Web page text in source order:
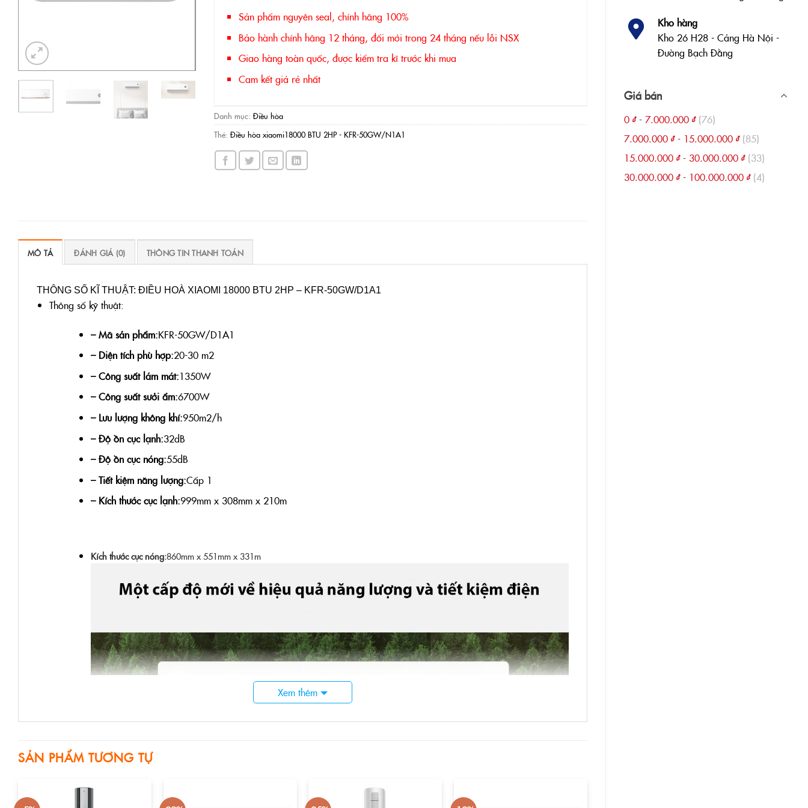
Kho hàng
Kho 26 H28 - Cảng Hà Nội -
Đường Bạch Đằng
Giá bán
0 ₫- 7.000.000 ₫ (76)
7.000.000 ₫- 15.000.000 ₫ (85)
15.000.000 ₫- 30.000.000 ₫ (33)
30.000.000 ₫- 100.000.000 ₫ (4)
Sản phẩm nguyên seal, chính hãng 100%
Bảo hành chính hãng 12 tháng, đổi mới trong 24 tháng nếu lỗi NSX
Giao hàng toàn quốc, được kiểm tra kĩ trước khi mua
Cam kết giá rẻ nhất
Danh mục: Điều hòa
Thẻ: Điều hòa xiaomi18000 BTU 2HP - KFR-50GW/N1A1
MÔ TẢ ĐÁNH GIÁ (0) THÔNG TIN THANH TOÁN
THÔNG SỐ KĨ THUẬT: ĐIỀU HOÀ XIAOMI 18000 BTU 2HP – KFR-50GW/D1A1
Thông số kỹ thuật:
– Mã sản phẩm:KFR-50GW/D1A1
– Diện tích phù hợp:20-30 m2
– Công suất lám mát:1350W
– Công suất sưởi ẩm:6700W
– Lưu lượng không khí:950m2/h
– Độ ồn cục lạnh:32dB
– Độ ồn cục nóng:55dB
– Tiết kiệm năng lượng:Cấp 1
– Kích thước cục lạnh:999mm x 308mm x 210m
Kích thước cục nóng:860mm x 551mm x 331m
Xem thêm
SẢN PHẨM TƯƠNG TỰ